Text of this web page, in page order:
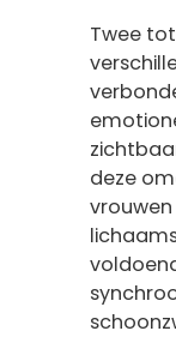
Twee
deze